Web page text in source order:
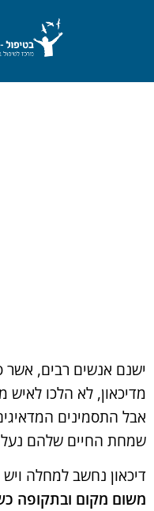
ישנם אנשים רבים, אשר
מדיכאון, לא הלכו
אבל התסמינים
שמחת החיים שלהם
דיכאון נחשב למחלה
משום מקום ובתקופה